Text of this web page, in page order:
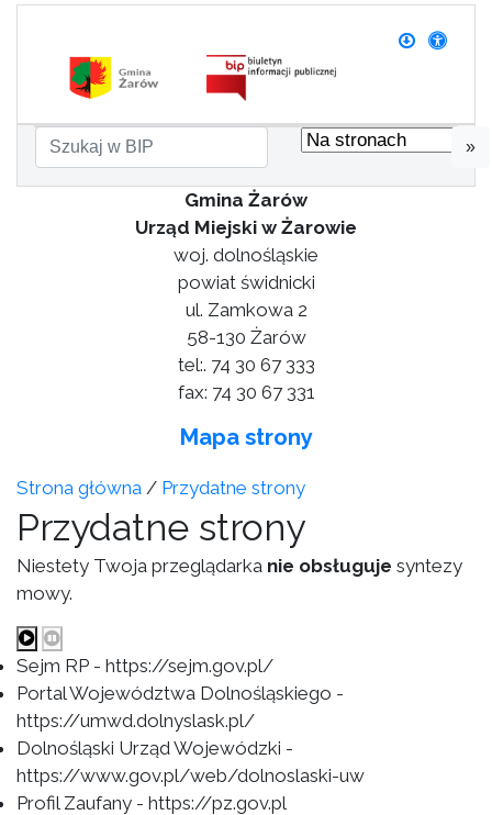
»
Gmina Żarów
Urząd Miejski w Żarowie
woj. dolnośląskie
powiat świdnicki
ul. Zamkowa 2
58-130 Żarów
tel:. 74 30 67 333
fax: 74 30 67 331
Mapa strony
Strona główna / Przydatne strony
Przydatne strony
Niestety Twoja przeglądarka nie obsługuje syntezy
mowy.
Sejm RP - https://sejm.gov.pl/
Portal Województwa Dolnośląskiego -
https://umwd.dolnyslask.pl/
Dolnośląski Urząd Wojewódzki -
https://www.gov.pl/web/dolnoslaski-uw
Profil Zaufany - https://pz.gov.pl